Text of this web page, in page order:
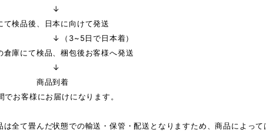
て検品後、日本に向けて発送
日で日本着）
倉庫にて検品、梱包後お客様へ発送
到着
でお客様にお届けになります。
は全て畳んだ状態での輸送・保管・配送となりますため、商品によっ